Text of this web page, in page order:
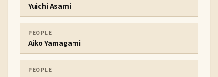
Yuichi Asami
PEOPLE
Aiko Yamagami
PEOPLE